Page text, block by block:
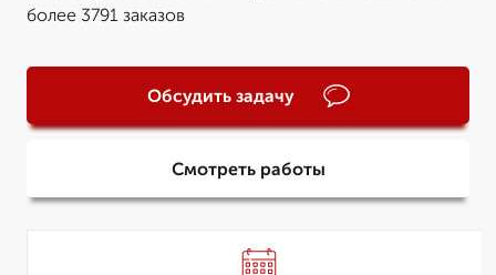
более 3791 заказов
Обсудить задачу
Смотреть работы